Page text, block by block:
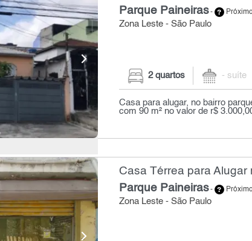
Parque Paineiras-
Zona Leste - São Paulo
2 quartos - suíte
Casa para alugar, no bairro
com 90 m² no valor de r$
Casa Térrea para
Parque Paineiras-
Zona Leste - São Paulo